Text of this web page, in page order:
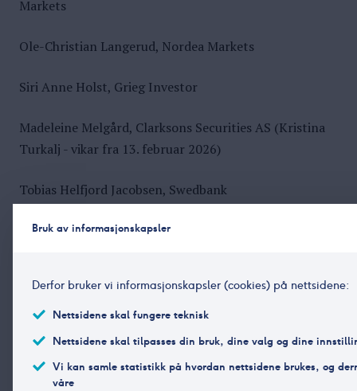
Markets
Ole-Christian Langerud, Nordea Markets
Siri Anne Holst, Grieg Investor
Madeleine Melgård, Clarksons Securities AS (Kristina
Turkalj - vikar fra 13. februar 2026)
Tobias Helfjord Jacobsen, Swedbank
Maja Kleive, Nordnet Bank
Bruk av informasjonskapsler
Derfor bruker vi informasjonskapsler (cookies) på nettsidene:
Nettsidene skal fungere teknisk
Nettsidene skal tilpasses din bruk, dine valg og dine
Vi kan samle statistikk på hvordan nettsidene brukes, og
våre